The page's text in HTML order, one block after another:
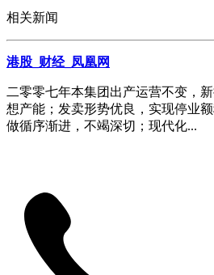
相关新闻
港股_财经_凤凰网
二零零七年本集团出产运营不变，
想产能；发卖形势优良，实现停业
做循序渐进，不竭深切；现代化...